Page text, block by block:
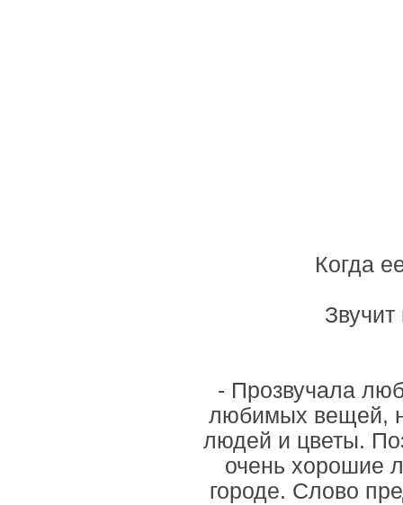
Когда
- Прозвучала
любимых вещей,
людей и цветы.
очень хорошие
городе. Слово